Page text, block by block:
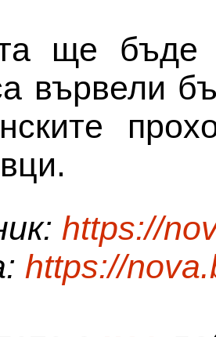
ще бъде
вървели
https://
https://